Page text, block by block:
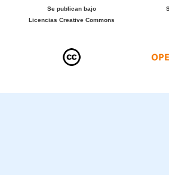
Se publican bajo
Licencias Creative Commons